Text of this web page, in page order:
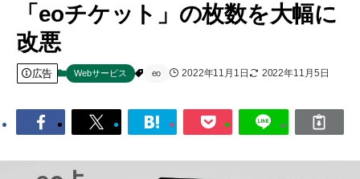
「eoチケット」の枚数を大幅に
改悪
広告 Webサービス eo 2022年11月1日 2022年11月5日